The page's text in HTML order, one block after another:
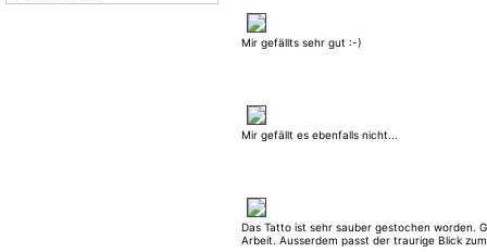
Mir gefällts sehr gut :-)
Mir gefällt es ebenfalls nicht...
Das Tatto ist sehr sauber gestochen worden.
Arbeit. Ausserdem passt der traurige Blick